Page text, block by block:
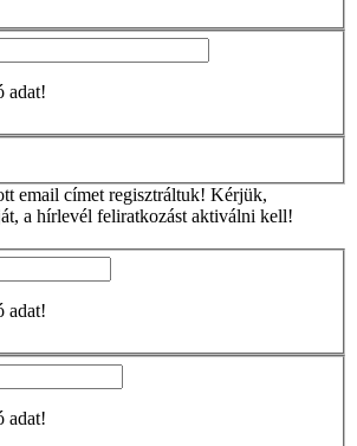
adat!
email címet regisztráltuk! Kérjük,
a hírlevél feliratkozást aktiválni kell!
adat!
adat!